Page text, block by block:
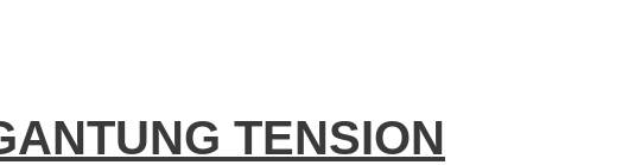
TENSION